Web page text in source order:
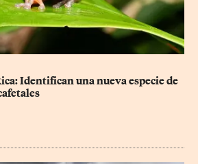
Identifican una nueva especie de